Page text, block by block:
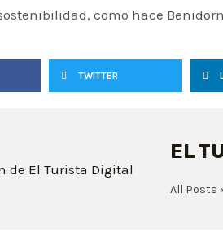
como hace
TWITTER
EL
All Posts